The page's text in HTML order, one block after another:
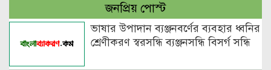
জনপ্রিয় পোস্ট
ভাষার উপাদান ব্যঞ্জনবর্ণের ব্যবহার ধ্বনির
শ্রেণীকরণ স্বরসন্ধি ব্যঞ্জনসন্ধি বিসর্গ সন্ধি